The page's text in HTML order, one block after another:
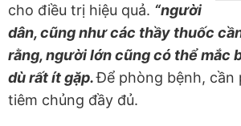
cho điều trị hiệu quả. “người
dân, cũng như các thầy thuốc
rằng, người lớn cũng có thể mắc
dù rất ít gặp.Để phòng bệnh, cần
tiêm chủng đầy đủ.